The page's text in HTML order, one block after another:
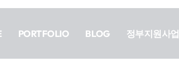
PORTFOLIO BLOG 정부지원사업